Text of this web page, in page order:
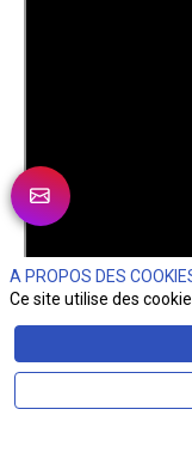
Présentée par
A PROPOS DES
Ce site utilise des